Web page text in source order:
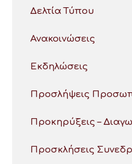
Δελτία Τύπου
Ανακοινώσεις
Εκδηλώσεις
Προσλήψεις
Προκηρύξεις –
Προσκλήσεις